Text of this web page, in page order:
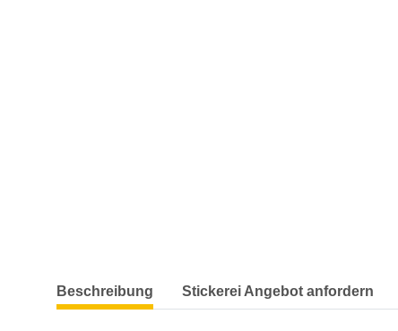
weitere Registerkarten anzeigen
Beschreibung Stickerei Angebot anfordern